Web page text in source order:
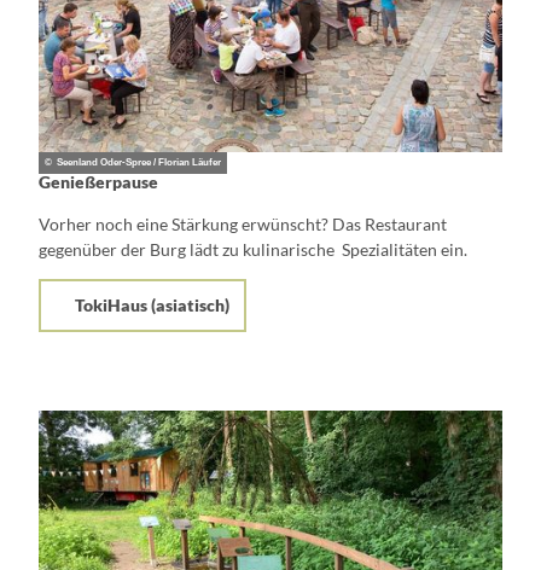
© Seenland Oder-Spree / Florian Läufer
Genießerpause
Vorher noch eine Stärkung erwünscht? Das Restaurant
gegenüber der Burg lädt zu kulinarische Spezialitäten ein.
TokiHaus (asiatisch)